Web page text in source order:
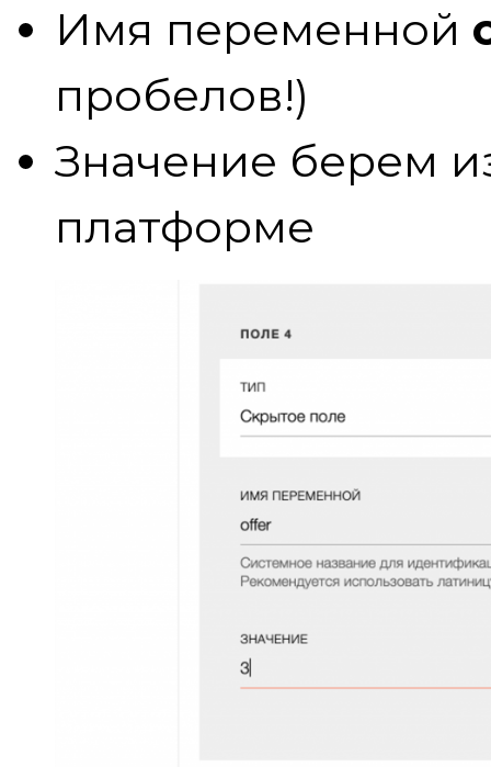
Имя переменной
пробелов!)
Значение берем
платформе